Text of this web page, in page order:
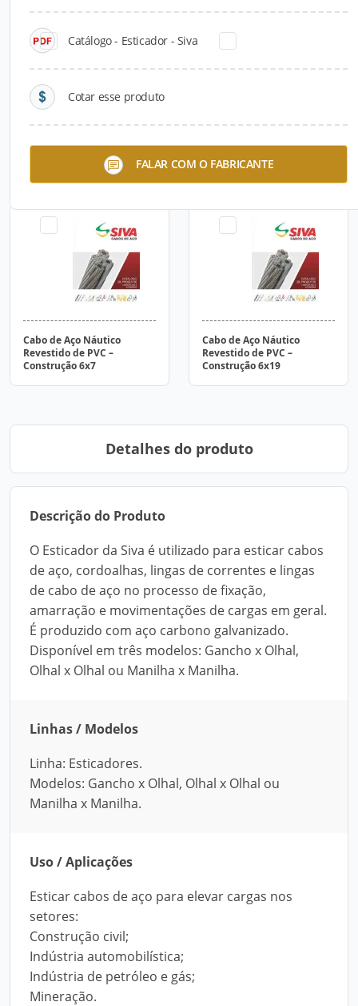
Catálogo - Esticador - Siva
Cotar esse produto
FALAR COM O FABRICANTE
Cabo de Aço Inoxidável –
Construção 6x19
Cabo de Aço Náutico
Revestido de PVC –
Construção 6x7
Cabo de Aço Náutico
Revestido de PVC –
Construção 6x19
Detalhes do produto
Descrição do Produto
O Esticador da Siva é utilizado para esticar cabos
de aço, cordoalhas, lingas de correntes e lingas
de cabo de aço no processo de fixação,
amarração e movimentações de cargas em geral.
É produzido com aço carbono galvanizado.
Disponível em três modelos: Gancho x Olhal,
Olhal x Olhal ou Manilha x Manilha.
Linhas / Modelos
Linha: Esticadores.
Modelos: Gancho x Olhal, Olhal x Olhal ou
Manilha x Manilha.
Uso / Aplicações
Esticar cabos de aço para elevar cargas nos
setores:
Construção civil;
Indústria automobilística;
Indústria de petróleo e gás;
Mineração.